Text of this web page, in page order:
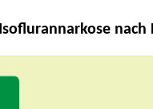
nach